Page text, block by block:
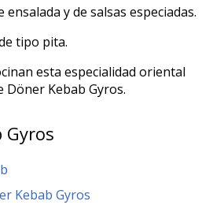
ensalada y de salsas especiadas.
tipo pita.
esta especialidad oriental
Döner Kebab Gyros.
Gyros
Kebab Gyros